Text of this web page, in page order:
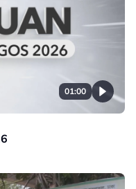
01:00